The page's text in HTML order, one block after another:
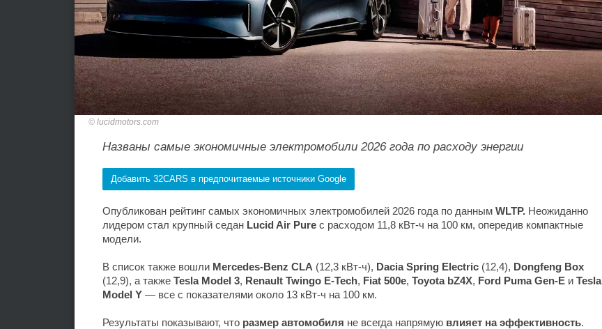
lucidmotors.com
Названы самые экономичные электромобили 2026 года по расходу энергии
Добавить 32CARS в предпочитаемые источники Google
Опубликован рейтинг самых экономичных электромобилей 2026 года по данным WLTP. Неожиданно
лидером стал крупный седан Lucid Air Pure с расходом 11,8 кВт-ч на 100 км, опередив компактные
модели.
В список также вошли Mercedes-Benz CLA (12,3 кВт-ч), Dacia Spring Electric (12,4), Dongfeng Box
(12,9), а также Tesla Model 3, Renault Twingo E-Tech, Fiat 500e, Toyota bZ4X, Ford Puma Gen-E и Tesla
Model Y — все с показателями около 13 кВт-ч на 100 км.
Результаты показывают, что размер автомобиля не всегда напрямую влияет на эффективность.